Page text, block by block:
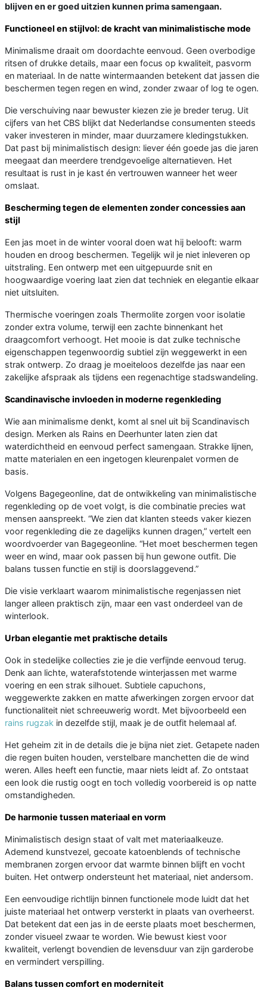
blijven en er goed uitzien kunnen prima samengaan.
Functioneel en stijlvol: de kracht van minimalistische mode
Minimalisme draait om doordachte eenvoud. Geen overbodige
ritsen of drukke details, maar een focus op kwaliteit, pasvorm
en materiaal. In de natte wintermaanden betekent dat jassen die
beschermen tegen regen en wind, zonder zwaar of log te ogen.
Die verschuiving naar bewuster kiezen zie je breder terug. Uit
cijfers van het CBS blijkt dat Nederlandse consumenten steeds
vaker investeren in minder, maar duurzamere kledingstukken.
Dat past bij minimalistisch design: liever één goede jas die jaren
meegaat dan meerdere trendgevoelige alternatieven. Het
resultaat is rust in je kast én vertrouwen wanneer het weer
omslaat.
Bescherming tegen de elementen zonder concessies aan
stijl
Een jas moet in de winter vooral doen wat hij belooft: warm
houden en droog beschermen. Tegelijk wil je niet inleveren op
uitstraling. Een ontwerp met een uitgepuurde snit en
hoogwaardige voering laat zien dat techniek en elegantie elkaar
niet uitsluiten.
Thermische voeringen zoals Thermolite zorgen voor isolatie
zonder extra volume, terwijl een zachte binnenkant het
draagcomfort verhoogt. Het mooie is dat zulke technische
eigenschappen tegenwoordig subtiel zijn weggewerkt in een
strak ontwerp. Zo draag je moeiteloos dezelfde jas naar een
zakelijke afspraak als tijdens een regenachtige stadswandeling.
Scandinavische invloeden in moderne regenkleding
Wie aan minimalisme denkt, komt al snel uit bij Scandinavisch
design. Merken als Rains en Deerhunter laten zien dat
waterdichtheid en eenvoud perfect samengaan. Strakke lijnen,
matte materialen en een ingetogen kleurenpalet vormen de
basis.
Volgens Bagegeonline, dat de ontwikkeling van minimalistische
regenkleding op de voet volgt, is die combinatie precies wat
mensen aanspreekt. “We zien dat klanten steeds vaker kiezen
voor regenkleding die ze dagelijks kunnen dragen,” vertelt een
woordvoerder van Bagegeonline. “Het moet beschermen tegen
weer en wind, maar ook passen bij hun gewone outfit. Die
balans tussen functie en stijl is doorslaggevend.”
Die visie verklaart waarom minimalistische regenjassen niet
langer alleen praktisch zijn, maar een vast onderdeel van de
winterlook.
Urban elegantie met praktische details
Ook in stedelijke collecties zie je die verfijnde eenvoud terug.
Denk aan lichte, waterafstotende winterjassen met warme
voering en een strak silhouet. Subtiele capuchons,
weggewerkte zakken en matte afwerkingen zorgen ervoor dat
functionaliteit niet schreeuwerig wordt. Met bijvoorbeeld een
rains rugzak in dezelfde stijl, maak je de outfit helemaal af.
Het geheim zit in de details die je bijna niet ziet. Getapete naden
die regen buiten houden, verstelbare manchetten die de wind
weren. Alles heeft een functie, maar niets leidt af. Zo ontstaat
een look die rustig oogt en toch volledig voorbereid is op natte
omstandigheden.
De harmonie tussen materiaal en vorm
Minimalistisch design staat of valt met materiaalkeuze.
Ademend kunstvezel, gecoate katoenblends of technische
membranen zorgen ervoor dat warmte binnen blijft en vocht
buiten. Het ontwerp ondersteunt het materiaal, niet andersom.
Een eenvoudige richtlijn binnen functionele mode luidt dat het
juiste materiaal het ontwerp versterkt in plaats van overheerst.
Dat betekent dat een jas in de eerste plaats moet beschermen,
zonder visueel zwaar te worden. Wie bewust kiest voor
kwaliteit, verlengt bovendien de levensduur van zijn garderobe
en vermindert verspilling.
Balans tussen comfort en moderniteit